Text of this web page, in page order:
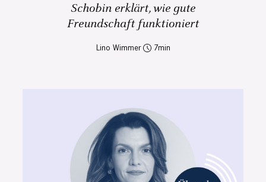
Schobin erklärt, wie gute
Freundschaft funktioniert
Lino Wimmer 7